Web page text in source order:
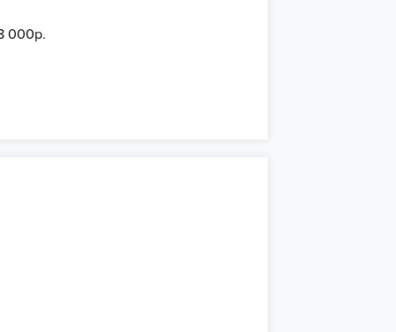
000р.